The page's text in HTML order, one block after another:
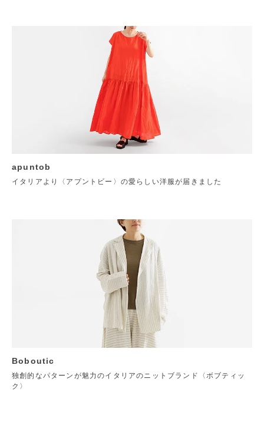
apuntob
イタリアより〈アプントビー〉の愛らしい洋服が届きました
Boboutic
独創的なパターンが魅力のイタリアのニットブランド〈ボブティッ
ク〉